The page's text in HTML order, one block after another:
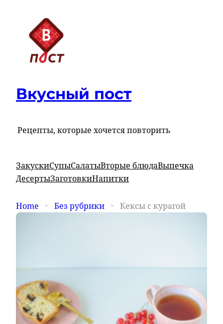
Вкусный пост
Рецепты, которые хочется повторить
ЗакускиСупыСалатыВторые блюдаВыпечка
ДесертыЗаготовкиНапитки
Home Без рубрики Кексы с курагой